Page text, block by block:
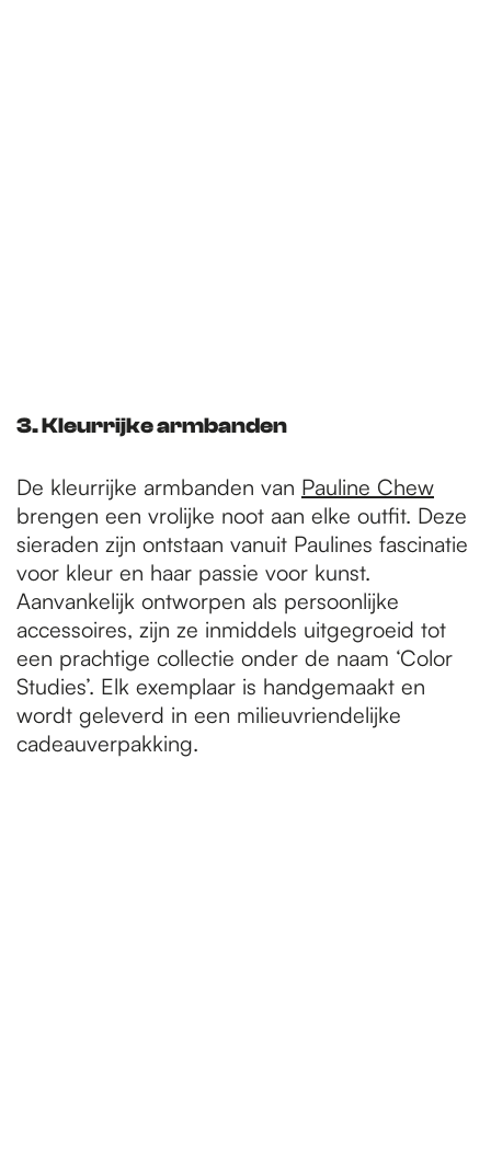
3. Kleurrijke armbanden
De kleurrijke armbanden van Pauline Chew
brengen een vrolijke noot aan elke outfit. Deze
sieraden zijn ontstaan vanuit Paulines fascinatie
voor kleur en haar passie voor kunst.
Aanvankelijk ontworpen als persoonlijke
accessoires, zijn ze inmiddels uitgegroeid tot
een prachtige collectie onder de naam ‘Color
Studies’. Elk exemplaar is handgemaakt en
wordt geleverd in een milieuvriendelijke
cadeauverpakking.